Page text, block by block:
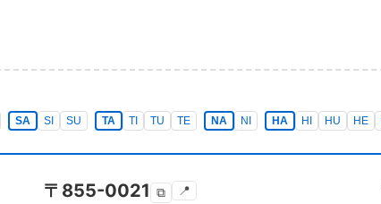
SA SI SU TA TI TU TE NA NI HA HI HU HE
〒 855-0021 ⧉ 📍